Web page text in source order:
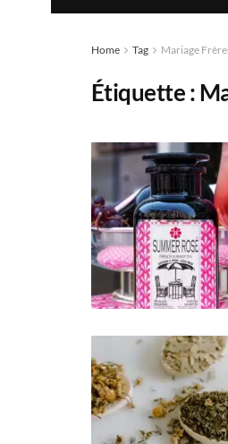
Home Tag Mariage
Étiquette :